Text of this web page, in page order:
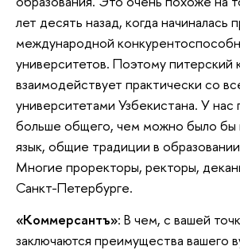
лет десять назад, когда начиналась
международной
университетов. Поэтому питерский
взаимодействует практически со
университетами Узбекистана. У нас
больше общего, чем можно было бы
язык, общие традиции в
Многие проректоры, ректоры,
Санкт-Петербурге.
«Коммерсантъ»: В чем, с вашей
заключаются преимущества вашего